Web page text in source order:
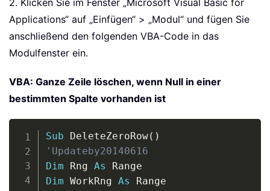
2. Klicken Sie im Fenster „Microsoft Visual Basic for
Applications“ auf „Einfügen“ > „Modul“ und fügen Sie
anschließend den folgenden VBA-Code in das
Modulfenster ein.
VBA: Ganze Zeile löschen, wenn Null in einer
bestimmten Spalte vorhanden ist
Sub DeleteZeroRow( )
'Updateby20140616
Dim Rng As
Dim WorkRng As